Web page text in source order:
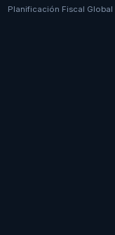
Planificación Fiscal Global